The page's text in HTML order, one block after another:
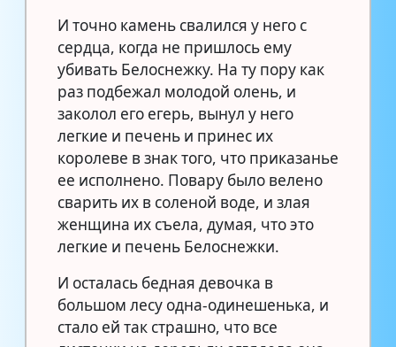
И точно камень свалился у него с
сердца, когда не пришлось ему
убивать Белоснежку. На ту пору как
раз подбежал молодой олень, и
заколол его егерь, вынул у него
легкие и печень и принес их
королеве в знак того, что приказанье
ее исполнено. Повару было велено
сварить их в соленой воде, и злая
женщина их съела, думая, что это
легкие и печень Белоснежки.
И осталась бедная девочка в
большом лесу одна-одинешенька, и
стало ей так страшно, что все